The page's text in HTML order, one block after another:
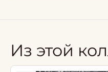
Из этой